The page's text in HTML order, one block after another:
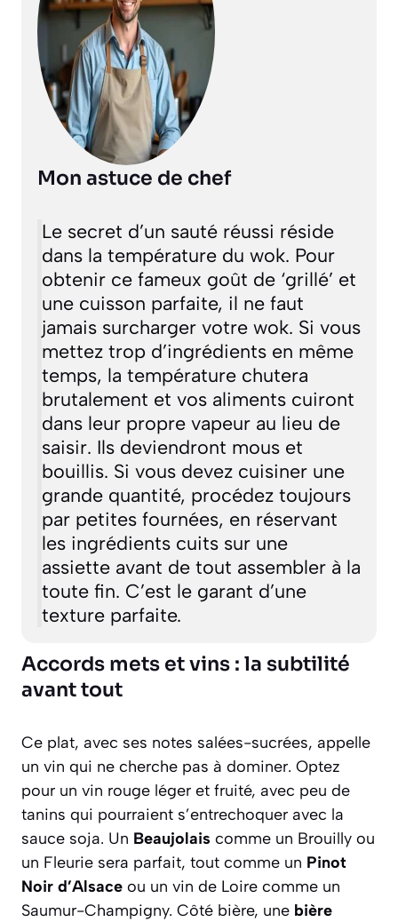
Mon astuce de chef
Le secret d’un sauté réussi réside
dans la température du wok. Pour
obtenir ce fameux goût de ‘grillé’ et
une cuisson parfaite, il ne faut
jamais surcharger votre wok. Si vous
mettez trop d’ingrédients en même
temps, la température chutera
brutalement et vos aliments cuiront
dans leur propre vapeur au lieu de
saisir. Ils deviendront mous et
bouillis. Si vous devez cuisiner une
grande quantité, procédez toujours
par petites fournées, en réservant
les ingrédients cuits sur une
assiette avant de tout assembler à la
toute fin. C’est le garant d’une
texture parfaite.
Accords mets et vins : la subtilité
avant tout
Ce plat, avec ses notes salées-sucrées, appelle
un vin qui ne cherche pas à dominer. Optez
pour un vin rouge léger et fruité, avec peu de
tanins qui pourraient s’entrechoquer avec la
sauce soja. Un Beaujolais comme un Brouilly ou
un Fleurie sera parfait, tout comme un Pinot
Noir d’Alsace ou un vin de Loire comme un
Saumur-Champigny. Côté bière, une bière